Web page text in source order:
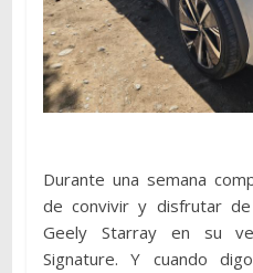
Durante una semana
de convivir y disfrutar
Geely Starray en su
Signature. Y cuando